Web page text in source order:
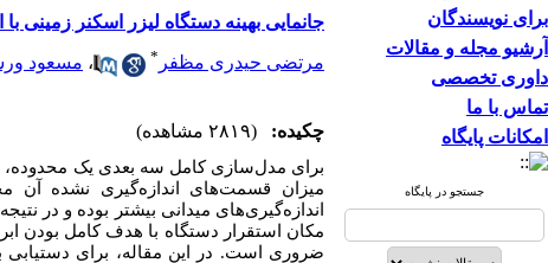
برای نویسندگان
آرشیو مجله و مقالات
داوری تخصصی
تماس با ما
امکانات پایگاه
جستجو در پایگاه
جانمایی بهینه دستگاه لیزر اسکنر زمینی
مرتضی حیدری مظفر * ، مسعود
چکیده: (۲۸۱۹ مشاهده)
برای مدل‌سازی کامل سه بعدی یک محدوده، با
میزان قسمت‌های اندازه‌گیری نشده آن
اندازه‌گیری‌های میدانی بیشتر بوده و در
مکان استقرار دستگاه با هدف کامل بودن
ضروری است. در این مقاله، برای